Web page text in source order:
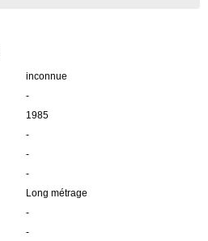
inconnue
-
1985
-
-
-
Long métrage
-
-